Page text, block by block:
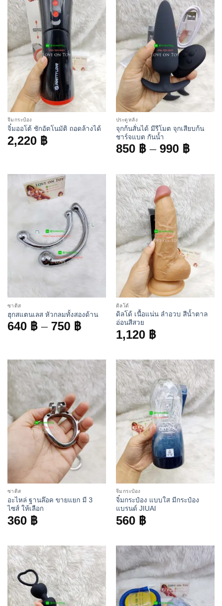
จิ๋มกระป๋อง
จิ๋มออโต้ ชักอัตโนมัติ ถอดล้างได้
2,220 ฿
ประตูหลัง
จุกก้นสั่นได้ มีรีโมต จุกเสียบก้น
ชาร์จแบต กันน้ำ
850 ฿ – 990 ฿Price
850 ฿
990 ฿
ซาดิส
ฮุกสแตนเลส หัวกลมทั้งสองด้าน
640 ฿ – 750 ฿Price
through
750 ฿
ดิลโด้
ดิลโด้ เนื้อแน่น ลำอวบ สีน้ำตาล
อ่อนสีสวย
1,120 ฿
ซาดิส
อะไหล่ ฐานล๊อค ขายแยก มี 3
ไซส์ ให้เลือก
360 ฿
จิ๋มกระป๋อง
จิ๋มกระป๋อง แบบใส มีกระป๋อง
แบรนด์ JIUAI
560 ฿